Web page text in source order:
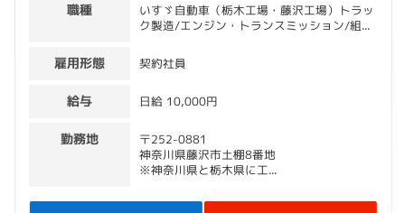
職種 いすゞ自動車（栃木工場・藤沢工場）トラッ
ク製造/エンジン・トランスミッション/組...
雇用形態 契約社員
給与 日給 10,000円
勤務地 〒252-0881
神奈川県藤沢市土棚8番地
※神奈川県と栃木県に工...